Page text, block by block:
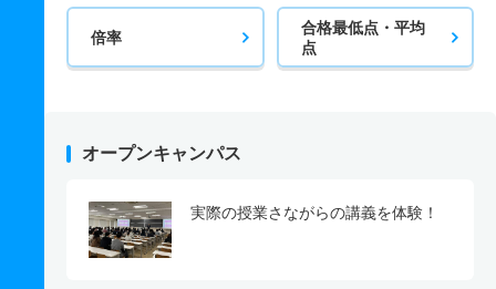
倍率
合格最低点・平均
点
オープンキャンパス
実際の授業さながらの講義を体験！